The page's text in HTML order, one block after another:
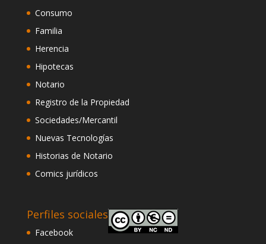
Consumo
Familia
Herencia
Hipotecas
Notario
Registro de la Propiedad
Sociedades/Mercantil
Nuevas Tecnologías
Historias de Notario
Comics jurídicos
Perfiles sociales
Facebook